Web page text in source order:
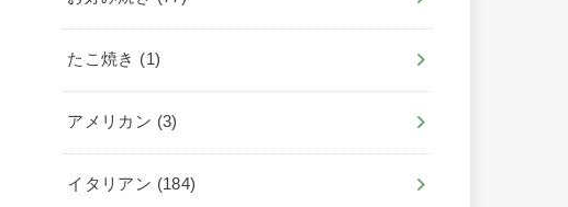
たこ焼き (1)
アメリカン (3)
イタリアン (184)